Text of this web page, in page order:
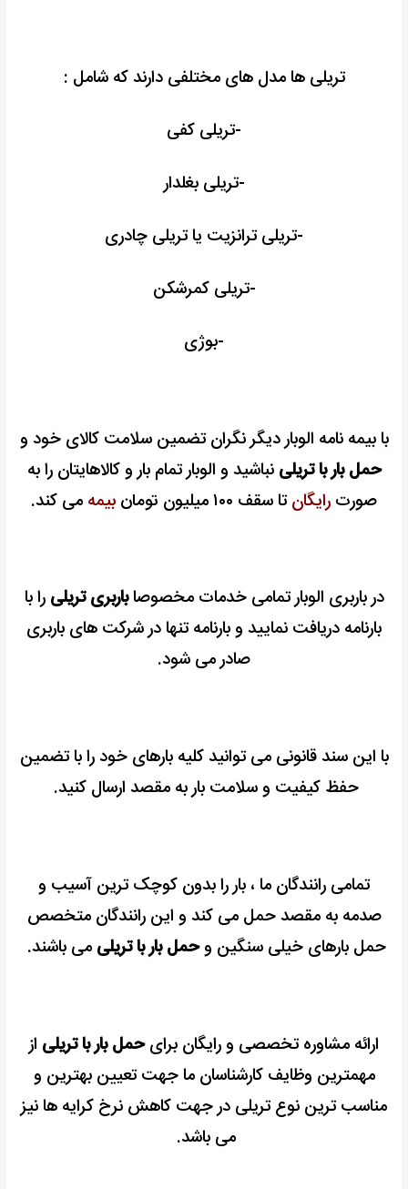
تریلی ها مدل های مختلفی دارند که شامل :
-تریلی کفی
-تریلی بغلدار
-تریلی ترانزیت یا تریلی چادری
-تریلی کمرشکن
-بوژی
با بیمه نامه الوبار دیگر نگران تضمین سلامت کالای خود و
حمل بار با تریلی نباشید و الوبار تمام بار و کالاهایتان را به
صورت رایگانتا سقف ۱۰۰ میلیون تومان بیمه می کند.
در باربری الوبار تمامی خدمات مخصوصاباربری تریلی را با
بارنامه دریافت نمایید وبارنامه تنها در شرکت های باربری
صادر می شود.
با این سند قانونی می توانید کلیه بارهای خود را با تضمین
حفظ کیفیت و سلامت بار به مقصد ارسال کنید.
تمامی رانندگان ما ، بار را بدون کوچک ترین آسیب و
صدمه به مقصد حمل می کند و این رانندگان متخصص
حمل بارهای خیلی سنگین وحمل بار با تریلی می باشند.
ارائه مشاوره تخصصی و رایگان برایحمل بار با تریلی از
مهمترین وظایف کارشناسان ما جهت تعیین بهترین و
مناسب ترین نوع تریلی در جهت کاهش نرخ کرایه ها نیز
می باشد.